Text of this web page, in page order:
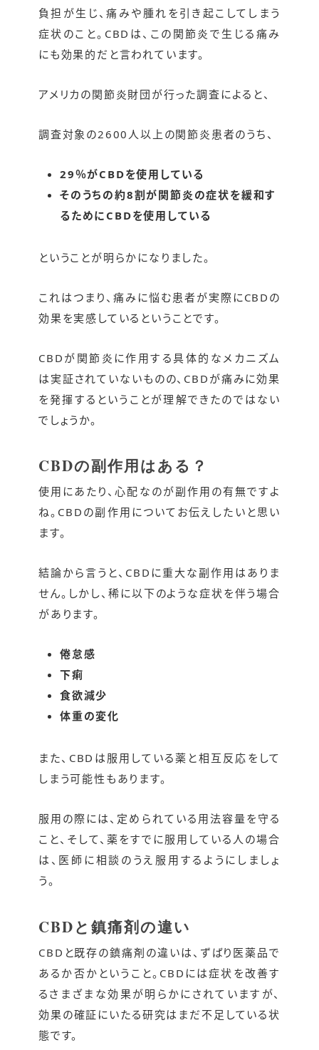
負担が生じ、痛みや腫れを引き起こしてしまう
症状のこと。CBDは、この関節炎で生じる痛み
にも効果的だと言われています。
アメリカの関節炎財団が行った調査によると、
調査対象の2600人以上の関節炎患者のうち、
29％がCBDを使用している
そのうちの約8割が関節炎の症状を緩和す
るためにCBDを使用している
ということが明らかになりました。
これはつまり、痛みに悩む患者が実際にCBDの
効果を実感しているということです。
CBDが関節炎に作用する具体的なメカニズム
は実証されていないものの、CBDが痛みに効果
を発揮するということが理解できたのではない
でしょうか。
CBDの副作用はある？
使用にあたり、心配なのが副作用の有無ですよ
ね。CBDの副作用についてお伝えしたいと思い
ます。
結論から言うと、CBDに重大な副作用はありま
せん。しかし、稀に以下のような症状を伴う場合
があります。
倦怠感
下痢
食欲減少
体重の変化
また、CBDは服用している薬と相互反応をして
しまう可能性もあります。
服用の際には、定められている用法容量を守る
こと、そして、薬をすでに服用している人の場合
は、医師に相談のうえ服用するようにしましょ
う。
CBDと鎮痛剤の違い
CBDと既存の鎮痛剤の違いは、ずばり医薬品で
あるか否かということ。CBDには症状を改善す
るさまざまな効果が明らかにされていますが、
効果の確証にいたる研究はまだ不足している状
態です。